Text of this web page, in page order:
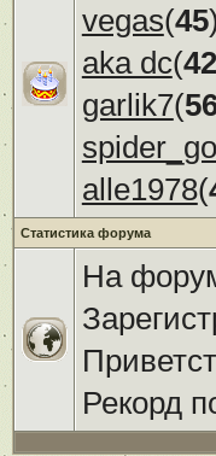
vegas(45
aka dc(42
garlik7(
alle1978(
Статистика форума
На
Рекорд